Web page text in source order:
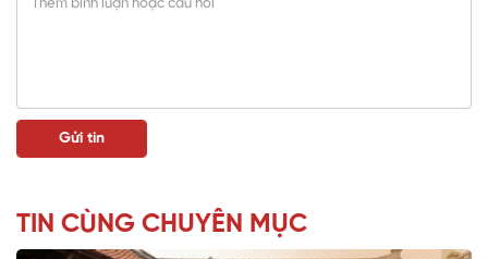
TIN CÙNG CHUYÊN MỤC